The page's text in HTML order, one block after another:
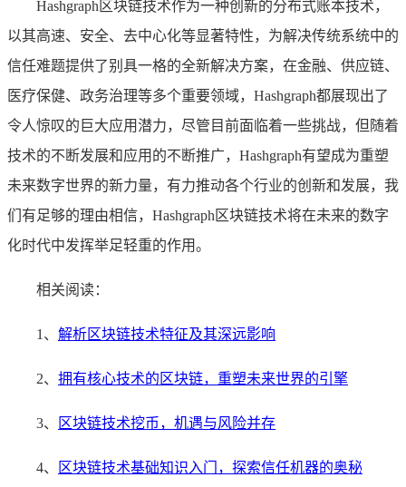
Hashgraph区块链技术作为一种创新的分布式账本技术，
以其高速、安全、去中心化等显著特性，为解决传统系统中的
信任难题提供了别具一格的全新解决方案，在金融、供应链、
医疗保健、政务治理等多个重要领域，Hashgraph都展现出了
令人惊叹的巨大应用潜力，尽管目前面临着一些挑战，但随着
技术的不断发展和应用的不断推广，Hashgraph有望成为重塑
未来数字世界的新力量，有力推动各个行业的创新和发展，我
们有足够的理由相信，Hashgraph区块链技术将在未来的数字
化时代中发挥举足轻重的作用。
相关阅读：
1、 解析区块链技术特征及其深远影响
2、 拥有核心技术的区块链，重塑未来世界的引擎
3、 区块链技术挖币，机遇与风险并存
4、 区块链技术基础知识入门，探索信任机器的奥秘